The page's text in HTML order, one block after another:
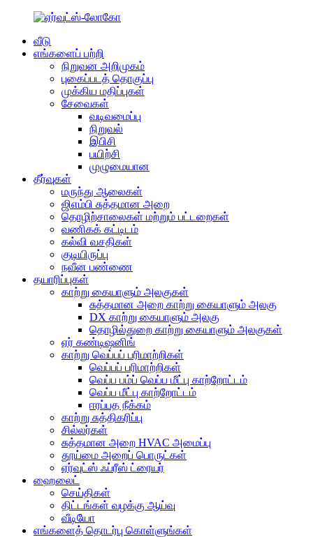
வீடு
எங்களைப் பற்றி
நிறுவன அறிமுகம்
புகைப்படத் தொகுப்பு
முக்கிய மதிப்புகள்
சேவைகள்
வடிவமைப்பு
நிறுவல்
இபிசி
பயிற்சி
முழுமையான
தீர்வுகள்
மருந்து ஆலைகள்
ஜிஎம்பி சுத்தமான அறை
தொழிற்சாலைகள் மற்றும் பட்டறைகள்
வணிகக் கட்டிடம்
கல்வி வசதிகள்
குடியிருப்பு
நவீன பண்ணை
தயாரிப்புகள்
காற்று கையாளும் அலகுகள்
சுத்தமான அறை காற்று கையாளும் அலகு
DX காற்று கையாளும் அலகு
தொழில்துறை காற்று கையாளும் அலகுகள்
ஏர் கண்டிஷனிங்
காற்று வெப்பப் பரிமாற்றிகள்
வெப்பப் பரிமாற்றிகள்
வெப்ப பம்ப் வெப்ப மீட்பு காற்றோட்டம்
வெப்ப மீட்பு காற்றோட்டம்
ஈரப்பத நீக்கம்
காற்று சுத்திகரிப்பு
சில்லர்கள்
சுத்தமான அறை HVAC அமைப்பு
தூய்மை அறைப் பொருட்கள்
ஏர்வுட்ஸ் ஃப்ரீஸ் ட்ரையர்
ஹைலைட்
செய்திகள்
திட்டங்கள் வழக்கு ஆய்வு
வீடியோ
எங்களைத் தொடர்பு கொள்ளுங்கள்